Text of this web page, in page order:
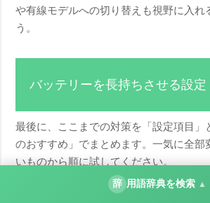
や有線モデルへの切り替えも視野に入れ
う。
バッテリーを長持ちさせる設定
最後に、ここまでの対策を「設定項目」
のおすすめ」でまとめます。一気に全部
いものから順に試してください。
辞 用語辞典を検索 ▲